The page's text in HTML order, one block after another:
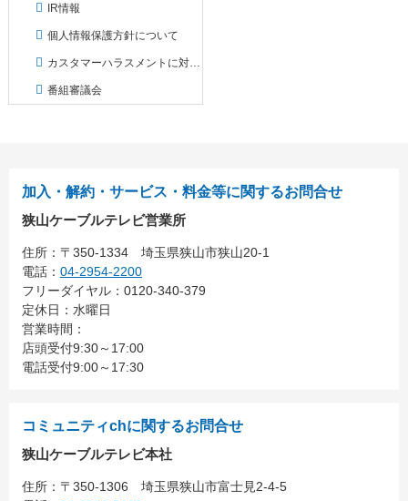
IR情報
個人情報保護方針について
カスタマーハラスメントに対する対応方針
番組審議会
加入・解約・サービス・料金等に関するお問合せ
狭山ケーブルテレビ営業所
住所： 〒350-1334 埼玉県狭山市狭山20-1
電話： 04-2954-2200
フリーダイヤル：0120-340-379
定休日：水曜日
営業時間：
店頭受付9:30～17:00
電話受付9:00～17:30
コミュニティchに関するお問合せ
狭山ケーブルテレビ本社
住所： 〒350-1306 埼玉県狭山市富士見2-4-5